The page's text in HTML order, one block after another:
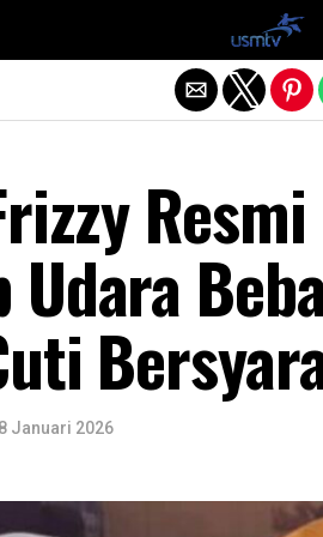
Resmi
Januari 2026
Exit mobile